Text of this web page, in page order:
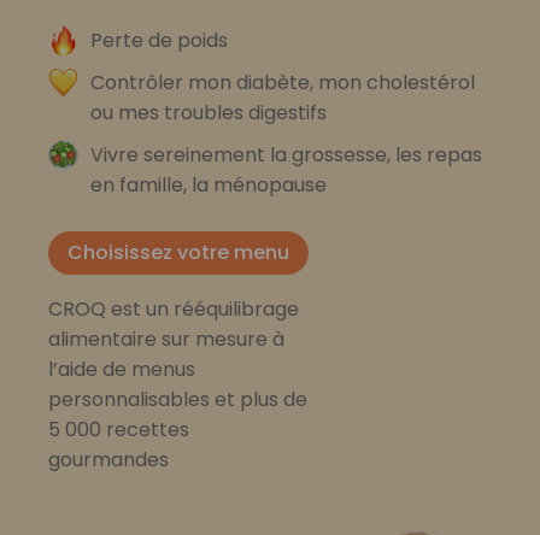
Perte de poids
Contrôler mon diabète, mon cholestérol
ou mes troubles digestifs
Vivre sereinement la grossesse, les repas
en famille, la ménopause
Choisissez votre menu
CROQ est un rééquilibrage
alimentaire sur mesure à
l’aide de menus
personnalisables et plus de
5 000 recettes
gourmandes